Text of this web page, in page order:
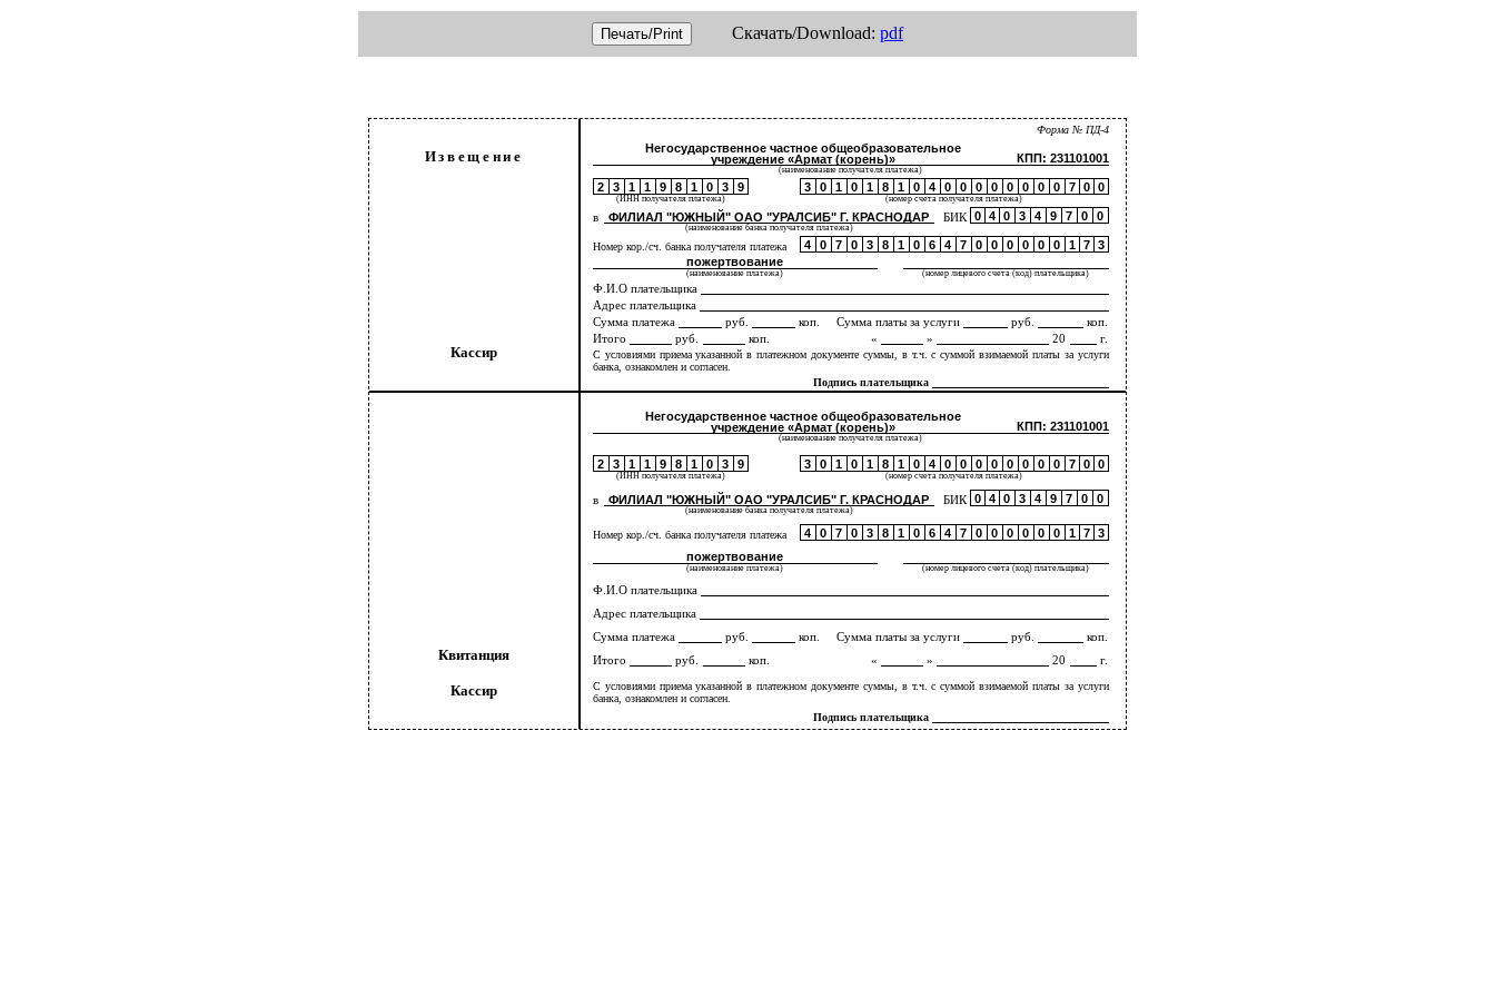
Печать/Print Скачать/Download: pdf
Извещение
Кассир
Форма № ПД-4
Негосударственное частное общеобразовательное
учреждение «Армат (корень)»
КПП: 231101001
(наименование получателя платежа)
2 3 1 1 9 8 1 0 3 9 3 0 1 0 1 8 1 0 4 0 0 0 0 0 0 0 0 7 0 0
(ИНН получателя платежа) (номер счета получателя платежа)
в ФИЛИАЛ "ЮЖНЫЙ" ОАО "УРАЛСИБ" Г. КРАСНОДАР БИК 0 4 0 3 4 9 7 0 0
(наименование банка получателя платежа)
Номер кор./сч. банка получателя платежа 4 0 7 0 3 8 1 0 6 4 7 0 0 0 0 0 0 1 7 3
пожертвование
(наименование платежа) (номер лицевого счета (код) плательщика)
Ф.И.О плательщика
Адрес плательщика
Сумма платежа
руб. коп. Сумма платы за услуги руб.
коп.
Итого
руб. коп. « » 20 г.
С условиями приема указанной в платежном документе суммы, в т.ч. с суммой взимаемой платы за услуги
банка, ознакомлен и согласен.
Подпись плательщика
Квитанция
Кассир
Негосударственное частное общеобразовательное
учреждение «Армат (корень)»
КПП: 231101001
(наименование получателя платежа)
2 3 1 1 9 8 1 0 3 9 3 0 1 0 1 8 1 0 4 0 0 0 0 0 0 0 0 7 0 0
(ИНН получателя платежа) (номер счета получателя платежа)
в ФИЛИАЛ "ЮЖНЫЙ" ОАО "УРАЛСИБ" Г. КРАСНОДАР БИК 0 4 0 3 4 9 7 0 0
(наименование банка получателя платежа)
Номер кор./сч. банка получателя платежа 4 0 7 0 3 8 1 0 6 4 7 0 0 0 0 0 0 1 7 3
пожертвование
(наименование платежа) (номер лицевого счета (код) плательщика)
Ф.И.О плательщика
Адрес плательщика
Сумма платежа
руб. коп. Сумма платы за услуги руб.
коп.
Итого
руб. коп. « » 20 г.
С условиями приема указанной в платежном документе суммы, в т.ч. с суммой взимаемой платы за услуги
банка, ознакомлен и согласен.
Подпись плательщика